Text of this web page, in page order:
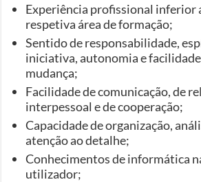
Experiência profissional inferior
respetiva área de formação;
Sentido de responsabilidade,
iniciativa, autonomia e
mudança;
Facilidade de comunicação, de
interpessoal e de cooperação;
Capacidade de organização,
atenção ao detalhe;
Conhecimentos de informática
utilizador;